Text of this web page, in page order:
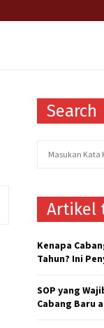
Search
h
o
r
Artikel
Kenapa
Tahun? Ini
SOP yang
Cabang Baru